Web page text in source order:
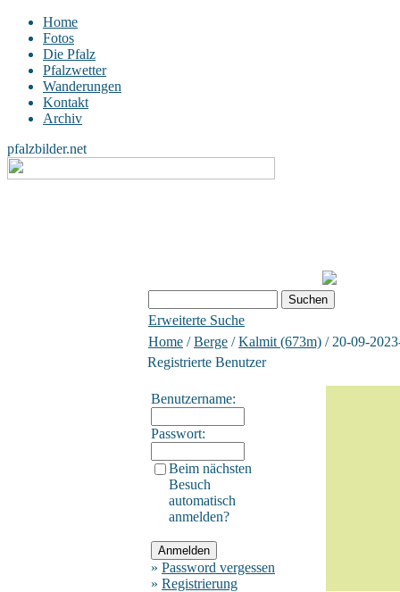
Home
Fotos
Die Pfalz
Pfalzwetter
Wanderungen
Kontakt
Archiv
pfalzbilder.net
Erweiterte Suche
Home /Berge /Kalmit (673m) / 20-09-
Registrierte Benutzer
Benutzername:
Passwort:
Beim nächsten
Besuch
automatisch
anmelden?
» Password vergessen
» Registrierung